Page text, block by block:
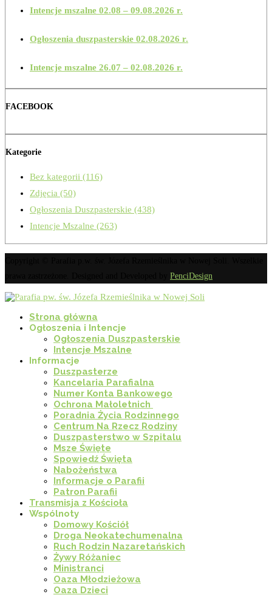
Intencje mszalne 02.08 – 09.08.2026 r.
Ogłoszenia duszpasterskie 02.08.2026 r.
Intencje mszalne 26.07 – 02.08.2026 r.
FACEBOOK
Kategorie
Bez kategorii (116)
Zdjęcia (50)
Ogłoszenia Duszpasterskie (438)
Intencje Mszalne (263)
PenciDesign
Strona główna
Ogłoszenia i Intencje
Ogłoszenia Duszpasterskie
Intencje Mszalne
Informacje
Duszpasterze
Kancelaria Parafialna
Numer Konta Bankowego
Ochrona Małoletnich
Poradnia Życia Rodzinnego
Centrum Na Rzecz Rodziny
Duszpasterstwo w Szpitalu
Msze Święte
Spowiedź Święta
Nabożeństwa
Informacje o Parafii
Patron Parafii
Transmisja z Kościoła
Wspólnoty
Domowy Kościół
Droga Neokatechumenalna
Ruch Rodzin Nazaretańskich
Żywy Różaniec
Ministranci
Oaza Młodzieżowa
Oaza Dzieci